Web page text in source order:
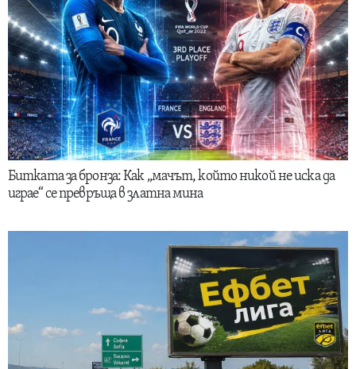
Битката за бронза: Как „мачът, който никой не иска да
играе“ се превръща в златна мина